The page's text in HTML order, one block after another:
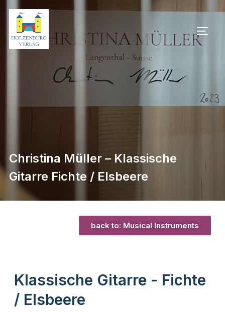
Christina Müller – Klassische
Gitarre Fichte / Elsbeere
back to: Musical Instruments
Klassische Gitarre - Fichte
/ Elsbeere